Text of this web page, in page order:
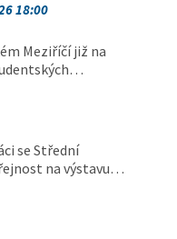
18:00
Meziříčí již na
se Střední
na výstavu…